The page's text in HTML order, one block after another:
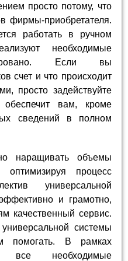
просто потому, что
фирмы-приобретателя.
работать в ручном
необходимые
Если вы
счет и что происходит
просто задействуйте
вам, кроме
сведений в полном
наращивать объемы
оптимизируя процесс
универсальной
и грамотно,
качественный сервис.
системы
помогать. В рамках
все необходимые